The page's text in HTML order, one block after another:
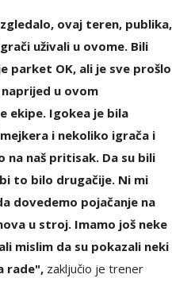
ovaj teren, publika,
uživali u ovome. Bili
parket OK, ali je sve prošlo
u ovom
ekipe. Igokea je bila
i nekoliko igrača i
na naš pritisak. Da su bili
to bilo drugačije. Ni mi
dovedemo pojačanje na
u stroj. Imamo još neke
mislim da su pokazali neki
rade", zaključio je trener